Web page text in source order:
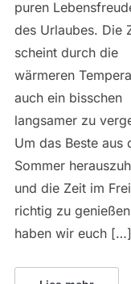
puren
des Urlaubes. Die
scheint durch die
wärmeren
auch ein bisschen
langsamer zu
Um das Beste aus
Sommer
und die Zeit im
richtig zu
haben wir euch […]